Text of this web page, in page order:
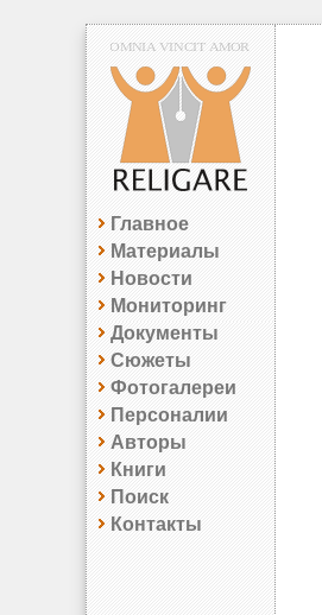
Главное
Материалы
Новости
Мониторинг
Документы
Сюжеты
Фотогалереи
Персоналии
Авторы
Книги
Поиск
Контакты